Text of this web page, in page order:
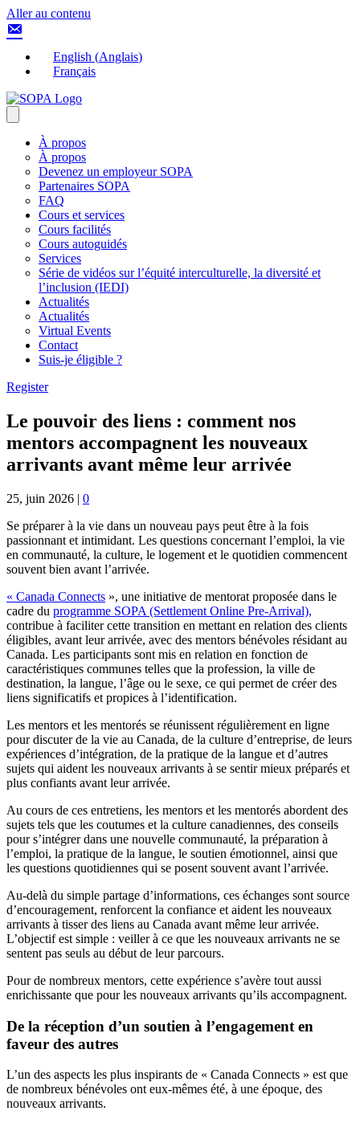
Aller au contenu
English (Anglais)
Français
À propos
À propos
Devenez un employeur SOPA
Partenaires SOPA
FAQ
Cours et services
Cours facilités
Cours autoguidés
Services
Série de vidéos sur l’équité interculturelle, la diversité et
l’inclusion (IEDI)
Actualités
Actualités
Virtual Events
Contact
Suis-je éligible ?
Register
Le pouvoir des liens : comment nos
mentors accompagnent les nouveaux
arrivants avant même leur arrivée
25, juin 2026 | 0
Se préparer à la vie dans un nouveau pays peut être à la fois
passionnant et intimidant. Les questions concernant l’emploi, la vie
en communauté, la culture, le logement et le quotidien commencent
souvent bien avant l’arrivée.
« Canada Connects », une initiative de mentorat proposée dans le
cadre du programme SOPA (Settlement Online Pre-Arrival),
contribue à faciliter cette transition en mettant en relation des clients
éligibles, avant leur arrivée, avec des mentors bénévoles résidant au
Canada. Les participants sont mis en relation en fonction de
caractéristiques communes telles que la profession, la ville de
destination, la langue, l’âge ou le sexe, ce qui permet de créer des
liens significatifs et propices à l’identification.
Les mentors et les mentorés se réunissent régulièrement en ligne
pour discuter de la vie au Canada, de la culture d’entreprise, de leurs
expériences d’intégration, de la pratique de la langue et d’autres
sujets qui aident les nouveaux arrivants à se sentir mieux préparés et
plus confiants avant leur arrivée.
Au cours de ces entretiens, les mentors et les mentorés abordent des
sujets tels que les coutumes et la culture canadiennes, des conseils
pour s’intégrer dans une nouvelle communauté, la préparation à
l’emploi, la pratique de la langue, le soutien émotionnel, ainsi que
les questions quotidiennes qui se posent souvent avant l’arrivée.
Au-delà du simple partage d’informations, ces échanges sont source
d’encouragement, renforcent la confiance et aident les nouveaux
arrivants à tisser des liens au Canada avant même leur arrivée.
L’objectif est simple : veiller à ce que les nouveaux arrivants ne se
sentent pas seuls au début de leur parcours.
Pour de nombreux mentors, cette expérience s’avère tout aussi
enrichissante que pour les nouveaux arrivants qu’ils accompagnent.
De la réception d’un soutien à l’engagement en
faveur des autres
L’un des aspects les plus inspirants de « Canada Connects » est que
de nombreux bénévoles ont eux-mêmes été, à une époque, des
nouveaux arrivants.